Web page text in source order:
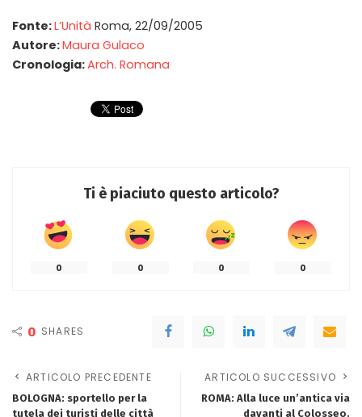
Fonte:L’Unità Roma, 22/09/2005
Autore:Maura Gulaco
Cronologia:Arch. Romana
Ti è piaciuto questo articolo?
0 0 0 0
0 SHARES
ARTICOLO PRECEDENTE
BOLOGNA: sportello per la
tutela dei turisti delle città
ARTICOLO SUCCESSIVO
ROMA: Alla luce un’antica via
davanti al Colosseo.